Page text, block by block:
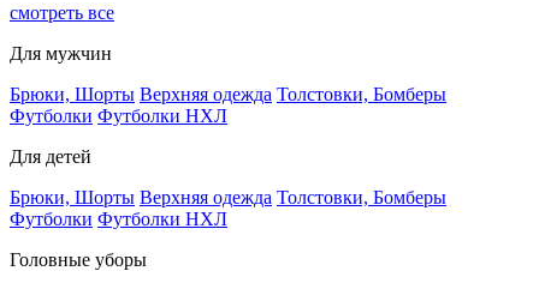
смотреть все
Для мужчин
Брюки, Шорты Верхняя одежда Толстовки, Бомберы
Футболки Футболки НХЛ
Для детей
Брюки, Шорты Верхняя одежда Толстовки, Бомберы
Футболки Футболки НХЛ
Головные уборы